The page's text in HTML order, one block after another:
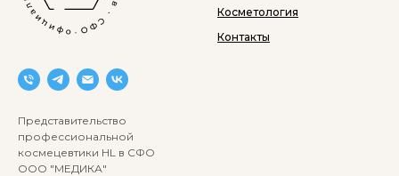
Представительство
профессиональной
космецевтики HL в СФО
ООО "МЕДИКА"
Косметология
Контакты